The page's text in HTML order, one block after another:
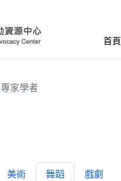
首頁
專家學者
美術 舞蹈 戲劇